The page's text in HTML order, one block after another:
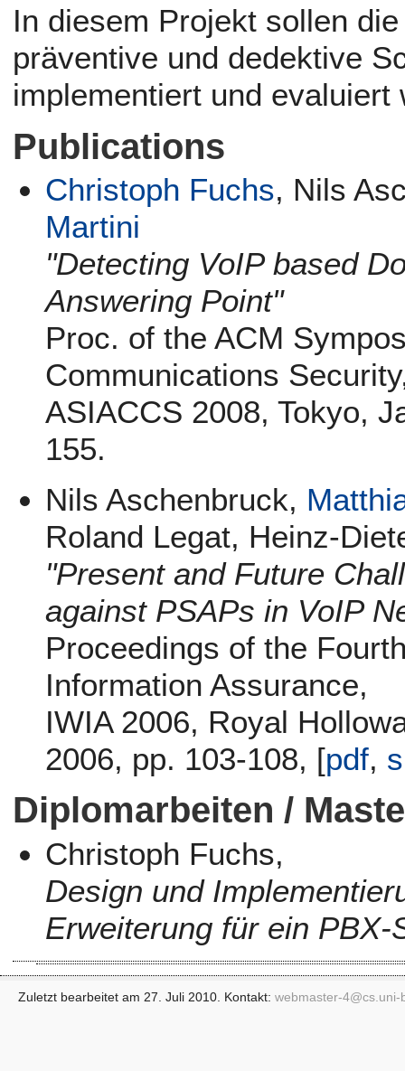
In diesem Projekt sollen
präventive und dedektive
implementiert und evaluiert
Publications
Christoph Fuchs, Nils
Martini
"Detecting VoIP based
Answering Point"
Proc. of the ACM
Communications
ASIACCS 2008, Tokyo,
155.
Nils Aschenbruck,
Roland Legat, Heinz-
"Present and Future
against PSAPs in VoIP
Proceedings of the
Information Assurance,
IWIA 2006, Royal
2006, pp. 103-108, [pdf,
Diplomarbeiten /
Christoph Fuchs,
Design und
Erweiterung für ein
Zuletzt bearbeitet am 27. Juli 2010. Kontakt: webmaster-4@cs.uni-